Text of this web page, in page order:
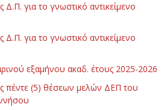
για το γνωστικό αντικείμενο
για το γνωστικό αντικείμενο
εξαμήνου ακαδ. έτους 2025-2026
πέντε (5) θέσεων μελών ΔΕΠ του